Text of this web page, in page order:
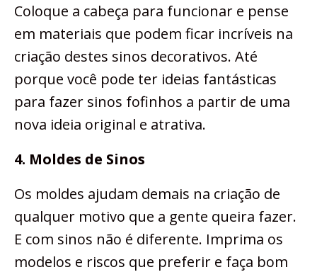
Coloque a cabeça para funcionar e pense
em materiais que podem ficar incríveis na
criação destes sinos decorativos. Até
porque você pode ter ideias fantásticas
para fazer sinos fofinhos a partir de uma
nova ideia original e atrativa.
4. Moldes de Sinos
Os moldes ajudam demais na criação de
qualquer motivo que a gente queira fazer.
E com sinos não é diferente. Imprima os
modelos e riscos que preferir e faça bom